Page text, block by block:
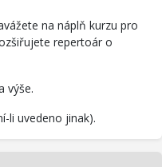
na náplň kurzu pro
repertoár o
výše.
li uvedeno jinak).